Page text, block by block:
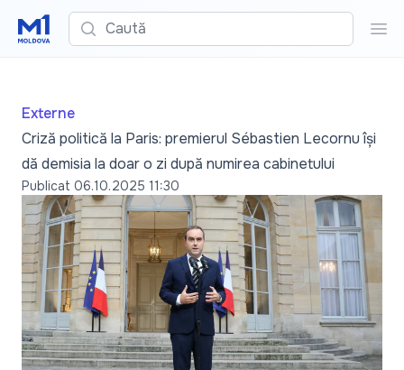
Caută
Externe
Criză politică la Paris: premierul Sébastien Lecornu își
dă demisia la doar o zi după numirea cabinetului
Publicat 06.10.2025 11:30